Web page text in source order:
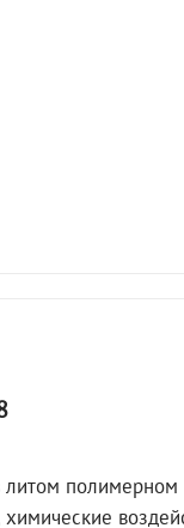
полимерном